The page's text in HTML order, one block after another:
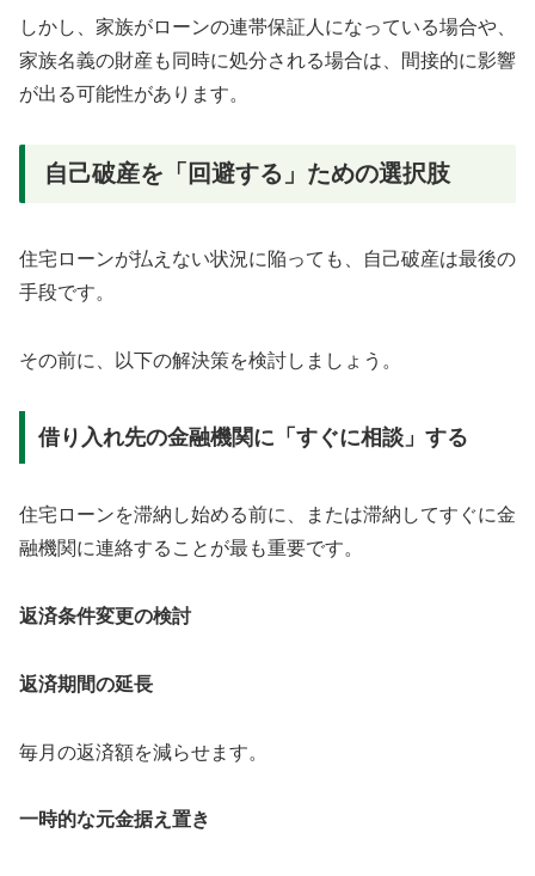
しかし、家族がローンの連帯保証人になっている場合や、
家族名義の財産も同時に処分される場合は、間接的に影響
が出る可能性があります。
自己破産を「回避する」ための選択肢
住宅ローンが払えない状況に陥っても、自己破産は最後の
手段です。
その前に、以下の解決策を検討しましょう。
借り入れ先の金融機関に「すぐに相談」する
住宅ローンを滞納し始める前に、または滞納してすぐに金
融機関に連絡することが最も重要です。
返済条件変更の検討
返済期間の延長
毎月の返済額を減らせます。
一時的な元金据え置き